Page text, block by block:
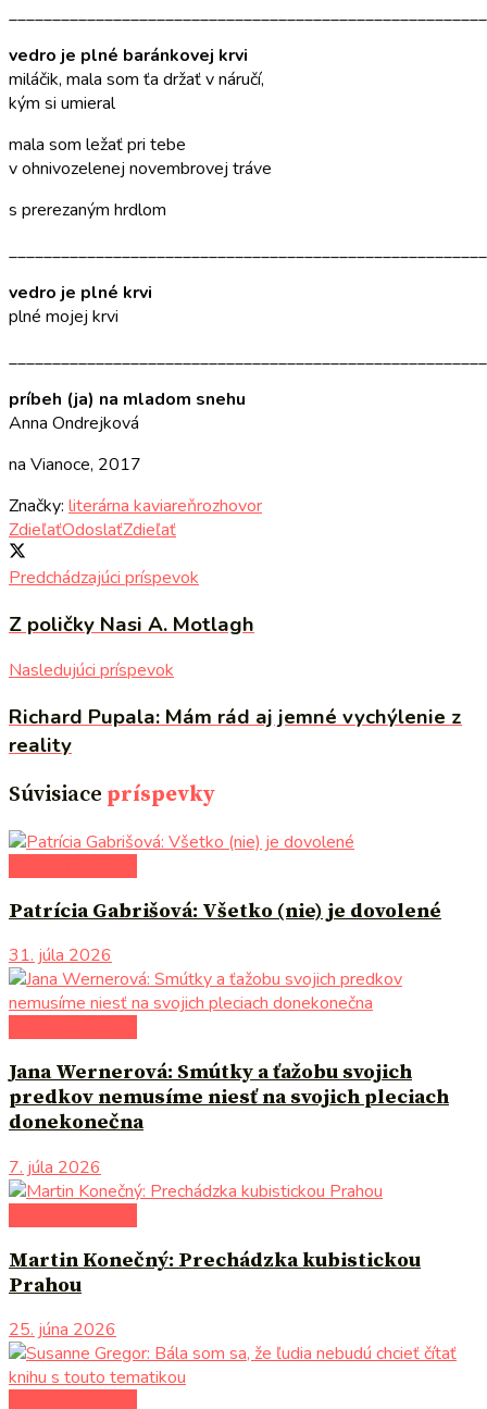
vedro je plné baránkovej krvi
miláčik, mala som ťa držať v náručí,
kým si umieral
mala som ležať pri tebe
v ohnivozelenej novembrovej tráve
s prerezaným hrdlom
vedro je plné krvi
plné mojej krvi
príbeh (ja) na mladom snehu
Anna Ondrejková
na Vianoce, 2017
Značky: literárna kaviareňrozhovor
ZdieľaťOdoslaťZdieľať
Predchádzajúci príspevok
Z poličky Nasi A. Motlagh
Nasledujúci príspevok
Richard Pupala: Mám rád aj jemné vychýlenie z
reality
Súvisiace príspevky
Patrícia Gabrišová: Všetko (nie) je dovolené
31. júla 2026
Jana Wernerová: Smútky a ťažobu svojich
predkov nemusíme niesť na svojich pleciach
donekonečna
7. júla 2026
Martin Konečný: Prechádzka kubistickou
Prahou
25. júna 2026